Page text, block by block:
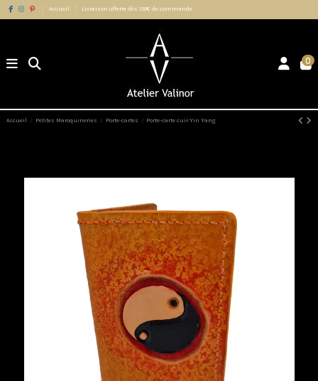
Accueil Livraison offerte dès 150€ de commande
0
Accueil Petites Maroquineries Porte-cartes Porte-carte cuir Yin Yang